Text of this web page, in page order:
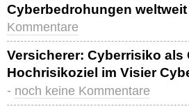
Cyberbedrohungen weltweit
Kommentare
Versicherer: Cyberrisiko
Hochrisikoziel im Visier
- noch keine Kommentare